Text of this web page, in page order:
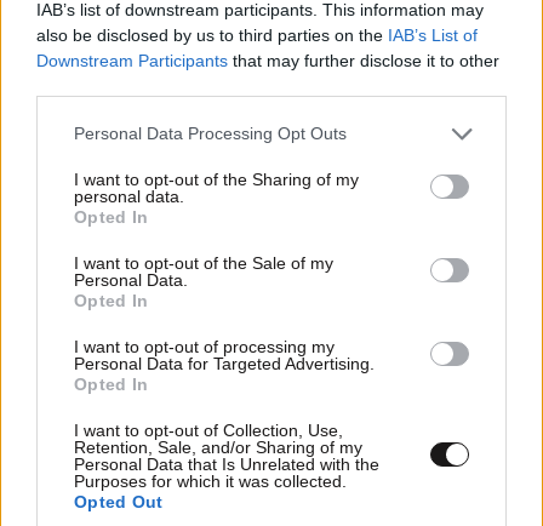
IAB’s list of downstream participants. This information may
also be disclosed by us to third parties on the IAB’s List of
Downstream Participants that may further disclose it to other
Please note that this website/app uses one or more Google
not limited to your visit or usage behaviour. You may click to
grant or deny consent to Google and its third-party tags to
use your data for below specified purposes in below Google
consent section.
Personal Data Processing Opt Outs
I want to opt-out of the Sharing of my
personal data.
Opted In
I want to opt-out of the Sale of my
Personal Data.
Opted In
I want to opt-out of processing my
Personal Data for Targeted Advertising.
Opted In
I want to opt-out of Collection, Use,
Retention, Sale, and/or Sharing of my
Personal Data that Is Unrelated with the
Purposes for which it was collected.
Opted Out
Η δολοφονία της εγκύου Σάρον Τέιτ – Τι
απέγιναν τα μέλη της «Οικογένειας Μάνσον»;